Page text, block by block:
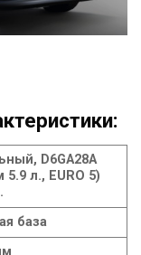
D6GA28A
5.9 л., EURO 5)
база